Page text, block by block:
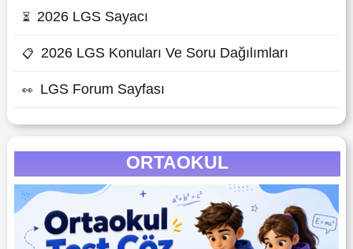
⏳ 2026 LGS Sayacı
📋 2026 LGS Konuları Ve Soru Dağılımları
👀 LGS Forum Sayfası
ORTAOKUL